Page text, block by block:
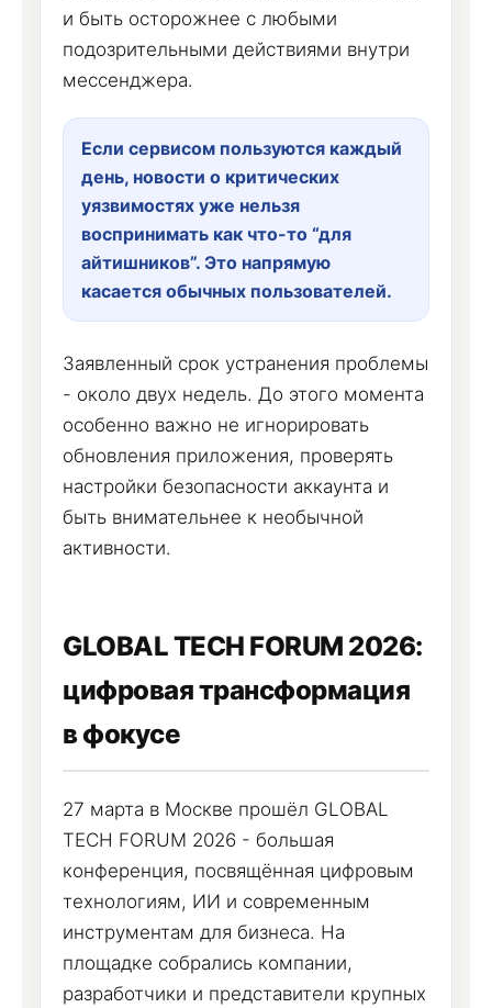
и быть осторожнее с любыми
подозрительными действиями внутри
мессенджера.
Если сервисом пользуются каждый
день, новости о критических
уязвимостях уже нельзя
воспринимать как что-то “для
айтишников”. Это напрямую
касается обычных пользователей.
Заявленный срок устранения проблемы
- около двух недель. До этого момента
особенно важно не игнорировать
обновления приложения, проверять
настройки безопасности аккаунта и
быть внимательнее к необычной
активности.
GLOBAL TECH FORUM 2026:
цифровая трансформация
в фокусе
27 марта в Москве прошёл GLOBAL
TECH FORUM 2026 - большая
конференция, посвящённая цифровым
технологиям, ИИ и современным
инструментам для бизнеса. На
площадке собрались компании,
разработчики и представители крупных